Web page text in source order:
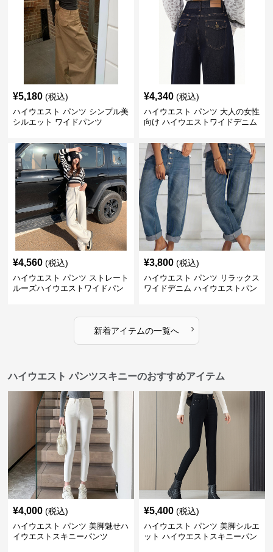
¥5,180 (税込)
ハイウエスト パンツ シンプル美
シルエット ワイドパンツ
¥4,340 (税込)
ハイウエスト パンツ 大人の女性
向け ハイウエストワイドデニム
¥4,560 (税込)
ハイウエスト パンツ ストレート
ルーズハイウエストワイドパン
¥3,800 (税込)
ハイウエスト パンツ リラックス
ワイドデニム ハイウエストパン
新着アイテムの一覧へ ›
ハイウエスト パンツスキニーのおすすめアイテム
¥4,000 (税込)
ハイウエスト パンツ 美脚魅せハ
イウエストスキニーパンツ
¥5,400 (税込)
ハイウエスト パンツ 美脚シルエ
ット ハイウエストスキニーパン